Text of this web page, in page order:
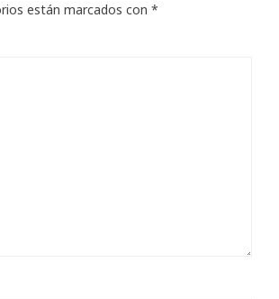
están marcados con *